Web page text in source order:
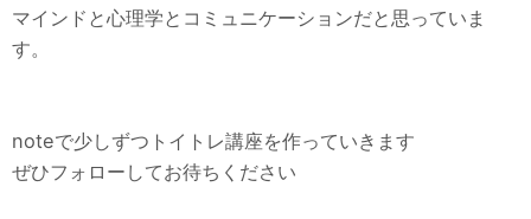
マインドと心理学とコミュニケーションだと思っていま
す。
noteで少しずつトイトレ講座を作っていきます
ぜひフォローしてお待ちください